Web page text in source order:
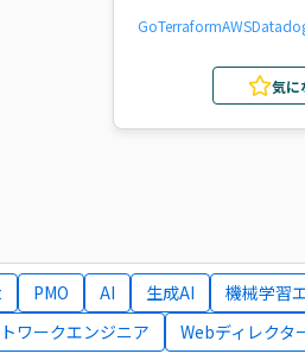
GoTerraformAWS
気に
PMO AI 生成AI
機械学習
ワークエンジニア Webディレクタ